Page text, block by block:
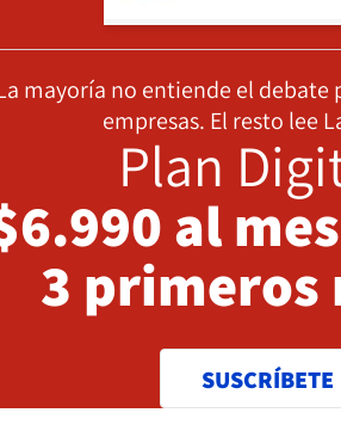
mayoría no entiende el debate
empresas. El resto lee
Plan
al
3 primeros
SUSCRÍBETE